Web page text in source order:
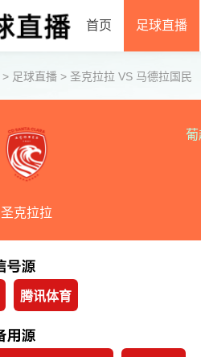
首页 足球直播
> 足球直播 > 圣克拉拉 VS 马德拉国民
圣克拉拉
葡
腾讯体育